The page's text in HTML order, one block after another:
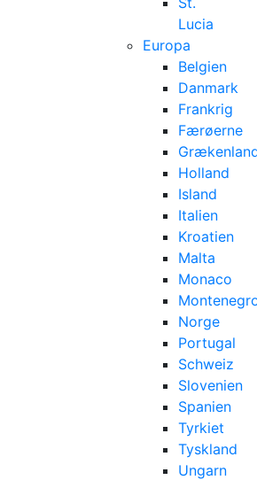
Lucia
Europa
Belgien
Danmark
Frankrig
Færøerne
Holland
Island
Italien
Kroatien
Malta
Monaco
Norge
Portugal
Schweiz
Slovenien
Spanien
Tyrkiet
Tyskland
Ungarn